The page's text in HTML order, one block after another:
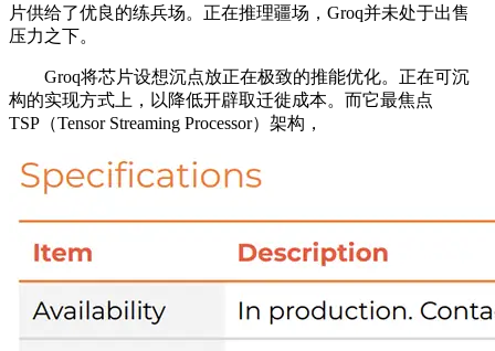
片供给了优良的练兵场。正在推理疆场，Groq并未处于出售
压力之下。
Groq将芯片设想沉点放正在极致的推能优化。正在可沉
构的实现方式上，以降低开辟取迁徙成本。而它最焦点
TSP（Tensor Streaming Processor）架构，